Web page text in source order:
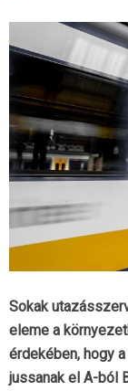
Sokak
eleme a
érdekében, hogy
jussanak el A-ból